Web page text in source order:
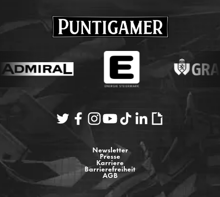
Newsletter
Presse
Karriere
Barrierefreiheit
AGB